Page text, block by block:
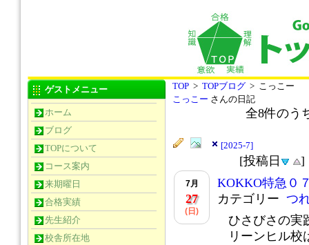
ゲストメニュー
ホーム
ブログ
TOPについて
コース案内
来期曜日
合格実績
先生紹介
校舎所在地
TOP > TOPブログ > こっこー
こっこー さんの日記
全8件のう
[2025-7]
[投稿日 ]
7月
27
(日)
KOKKO特急０
カテゴリー つ
ひさびさの実
リーンヒル校